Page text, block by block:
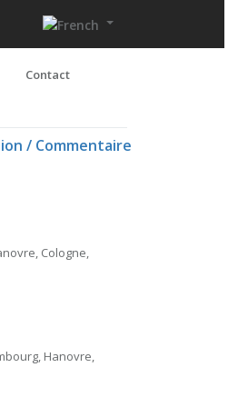
Contact
/ Commentaire
Cologne,
Hanovre,